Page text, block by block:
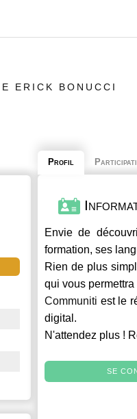
ERICK BONUCCI
Profil
Envie de
formation, ses
Rien de plus
qui vous
Communiti est le
digital.
N'attendez plus !
SE